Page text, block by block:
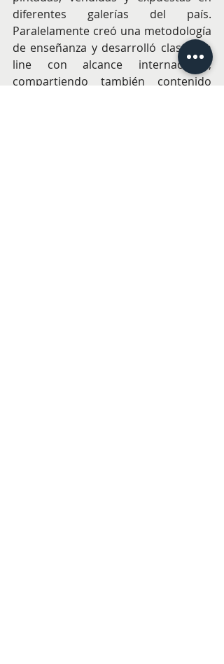
diferentes galerías del país.
Paralelamente creó una metodología
de enseñanza y desarrolló clases on
line con alcance internacional,
compartiendo también contenido